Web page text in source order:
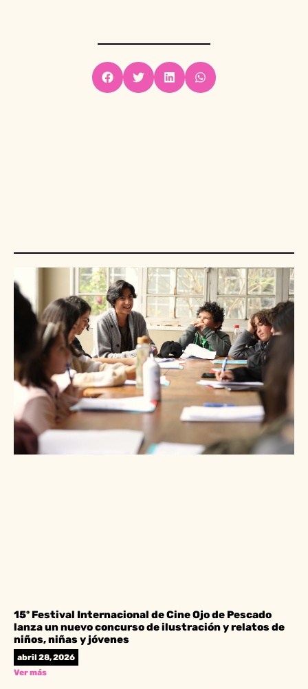
15º Festival Internacional de Cine Ojo de Pescado
lanza un nuevo concurso de ilustración y relatos de
niños, niñas y jóvenes
abril 28, 2026
Ver más